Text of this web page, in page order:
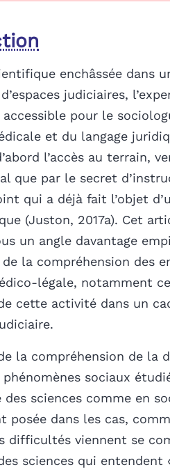
enchâssée dans
judiciaires,
pour le
et du langage
l’accès au terrain,
que par le secret
qui a déjà fait l’objet
(Juston, 2017a). Cet
un angle davantage
la compréhension des
légale, notamment
cette activité dans un
la compréhension de la
sociaux
des sciences comme en
posée dans les cas,
difficultés viennent se
sciences qui